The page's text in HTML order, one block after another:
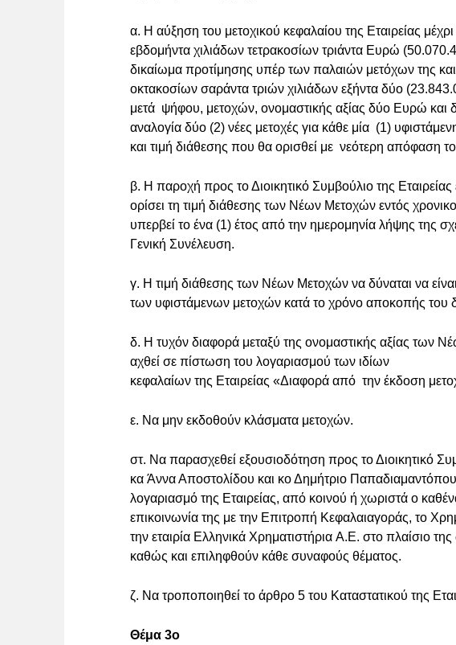
α. H αύξηση του μετοχικού κεφαλαίου της Εταιρείας
εβδομήντα χιλιάδων τετρακοσίων τριάντα Ευρώ
δικαίωμα προτίμησης υπέρ των παλαιών μετόχων της
οκτακοσίων σαράντα τριών χιλιάδων εξήντα δύο
μετά ψήφου, μετοχών, ονομαστικής αξίας δύο Ευρώ και
αναλογία δύο (2) νέες μετοχές για κάθε μία (1)
και τιμή διάθεσης που θα ορισθεί με νεότερη απόφαση
β. H παροχή προς το Διοικητικό Συμβούλιο της
ορίσει τη τιμή διάθεσης των Νέων Μετοχών εντός
υπερβεί το ένα (1) έτος από την ημερομηνία λήψης της
Γενική Συνέλευση.
γ. H τιμή διάθεσης των Νέων Μετοχών να δύναται να
των υφιστάμενων μετοχών κατά το χρόνο αποκοπής του
δ. Η τυχόν διαφορά μεταξύ της ονομαστικής αξίας των
αχθεί σε πίστωση του λογαριασμού των ιδίων
κεφαλαίων της Εταιρείας «Διαφορά από την έκδοση
ε. Να μην εκδοθούν κλάσματα μετοχών.
στ. Να παρασχεθεί εξουσιοδότηση προς το Διοικητικό
κα Άννα Αποστολίδου και κο Δημήτριο
λογαριασμό της Εταιρείας, από κοινού ή χωριστά o
επικοινωνία της με την Επιτροπή Κεφαλαιαγοράς, το
την εταιρία Ελληνικά Χρηματιστήρια A.Ε. στο πλαίσιο
καθώς και επιληφθούν κάθε συναφούς θέματος.
ζ. Να τροποποιηθεί το άρθρο 5 του Καταστατικού της
Θέμα 3ο